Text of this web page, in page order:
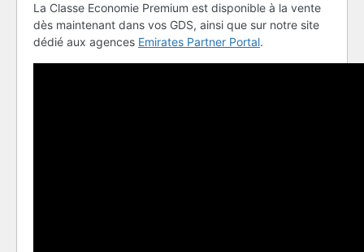
La Classe Economie Premium est disponible à la vente
dès maintenant dans vos GDS, ainsi que sur notre site
dédié aux agences Emirates Partner Portal.